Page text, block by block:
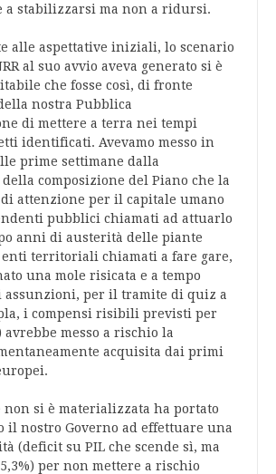
a stabilizzarsi ma non a ridursi.
alle aspettative iniziali, lo scenario
al suo avvio aveva generato si è
che fosse così, di fronte
nostra Pubblica
di mettere a terra nei tempi
identificati. Avevamo messo in
prime settimane dalla
composizione del Piano che la
di attenzione per il capitale umano
pubblici chiamati ad attuarlo
anni di austerità delle piante
territoriali chiamati a fare gare,
una mole risicata e a tempo
assunzioni, per il tramite di quiz a
i compensi risibili previsti per
messo a rischio la
acquisita dai primi
non si è materializzata ha portato
il nostro Governo ad effettuare una
(deficit su PIL che scende sì, ma
per non mettere a rischio